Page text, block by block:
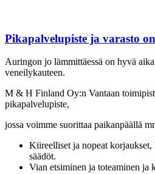
Pikapalvelupiste ja varasto
Auringon jo lämmittäessä on hyvä
veneilykauteen.
M & H Finland Oy:n Vantaan
pikapalvelupiste,
jossa voimme suorittaa paikanpäällä
Kiireelliset ja nopeat
säädöt.
Vian etsiminen ja toteaminen ja